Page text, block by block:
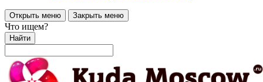
Открыть меню Закрыть меню
Что ищем?
Найти